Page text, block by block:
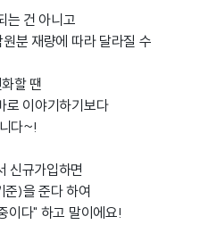
는 건 아니고
분 재량에 따라 달라질 수
할 땐
로 이야기하기보다
다~!
신규가입하면
)을 준다 하여
이다" 하고 말이에요!